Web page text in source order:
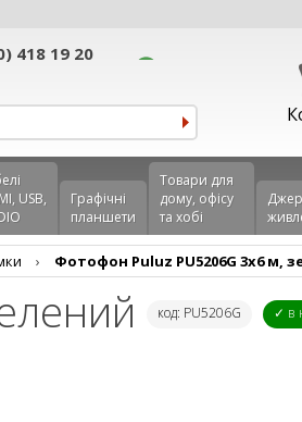
418 19 20
USB,
Графічні
планшети
Товари для
дому, офісу
та хобі
› Фотофон Puluz PU5206G 3x6 м,
код: PU5206G ✓ в